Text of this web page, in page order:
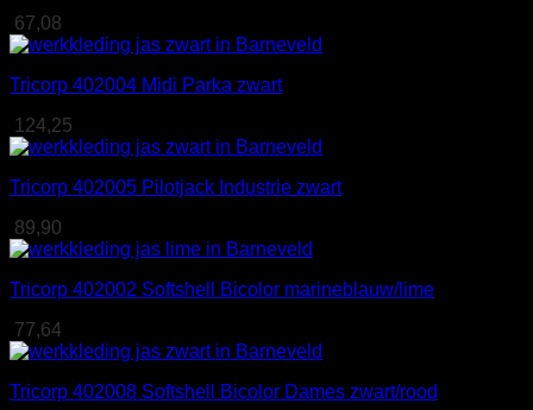
67,08
Tricorp 402004 Midi Parka zwart
124,25
Tricorp 402005 Pilotjack Industrie zwart
89,90
Tricorp 402002 Softshell Bicolor marineblauw/lime
77,64
Tricorp 402008 Softshell Bicolor Dames zwart/rood